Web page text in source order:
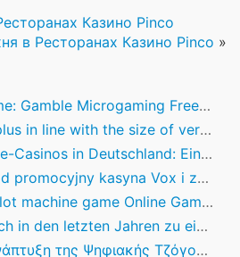
Казино Pinco
в Ресторанах Казино Pinco »
Slot Games On the web No jumpin jalapenos slot play Install
line with the size of very first put
in Deutschland: Ein Expertenüberblick
kasyna Vox i zdobyć bonusy?
game Online Games With no Obtain
zu einem bedeutenden Akteur im Bereich der Online-Gaming-
Τζόγου: Μια Αναλυτική Επισκόπηση